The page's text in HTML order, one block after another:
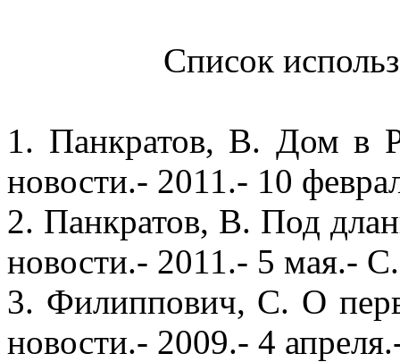
Список
1. Панкратов, В. Дом в
новости.- 2011.- 10
2. Панкратов, В. Под
новости.- 2011.- 5 мая.-
3. Филиппович, С. О
новости.- 2009.- 4